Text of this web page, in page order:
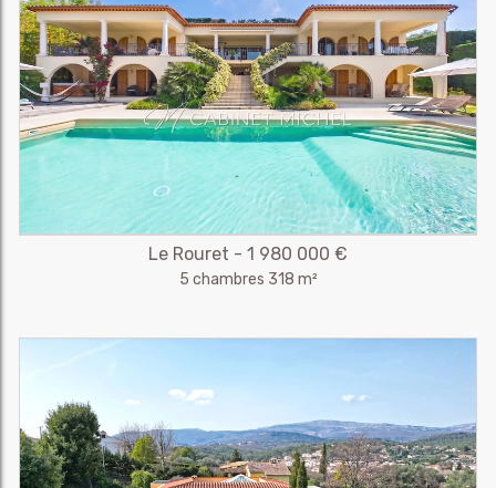
Le Rouret - 1 980 000 €
5 chambres 318 m²